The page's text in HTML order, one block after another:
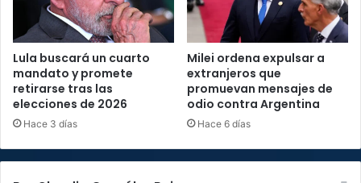
Lula buscará un cuarto
mandato y promete
retirarse tras las
elecciones de 2026
Hace 3 días
Milei ordena expulsar a
extranjeros que
promuevan mensajes de
odio contra Argentina
Hace 6 días